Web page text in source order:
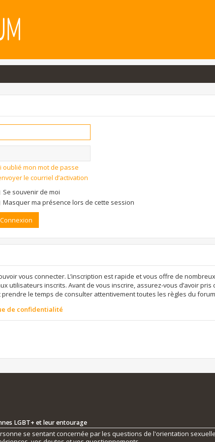
oublié mon mot de passe
le courriel d’activation
Se souvenir de moi
Masquer ma présence lors de cette session
vous connecter. L’inscription est rapide et vous offre de
utilisateurs inscrits. Avant de vous inscrire, assurez-vous d’avoir
le temps de consulter attentivement toutes les règles du
de confidentialité
LGBT+ et leur entourage
se sentant concernée par les questions de l'orientation